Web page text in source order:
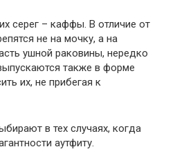
серег – каффы. В отличие от
не на мочку, а на
ушной раковины, нередко
также в форме
их, не прибегая к
в тех случаях, когда
аутфиту.